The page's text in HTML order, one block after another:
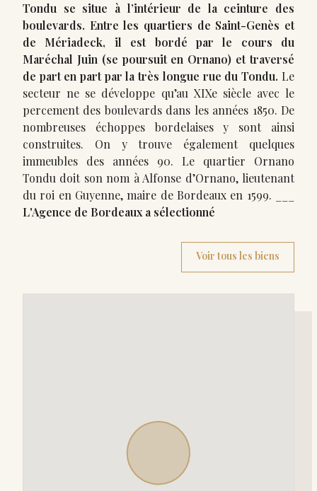
Tondu se situe à l’intérieur de la ceinture des
boulevards. Entre les quartiers de Saint-Genès et
de Mériadeck, il est bordé par le cours du
Maréchal Juin (se poursuit en Ornano) et traversé
de part en part par la très longue rue du Tondu.
secteur ne se développe qu’au XIXe siècle avec le
percement des boulevards dans les années 1850. De
nombreuses échoppes bordelaises y sont ainsi
construites. On y trouve également quelques
immeubles des années 90. Le quartier Ornano
Tondu doit son nom à Alfonse d’Ornano, lieutenant
L'Agence de Bordeaux a sélectionné
Voir tous les biens